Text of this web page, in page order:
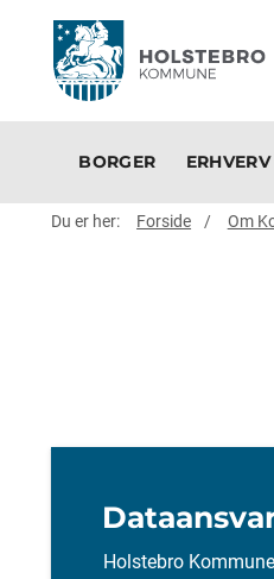
BORGER ERHVERV
Du er her: Forside Om
Holstebro